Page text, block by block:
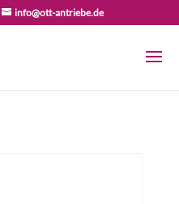
info@ott-antriebe.de